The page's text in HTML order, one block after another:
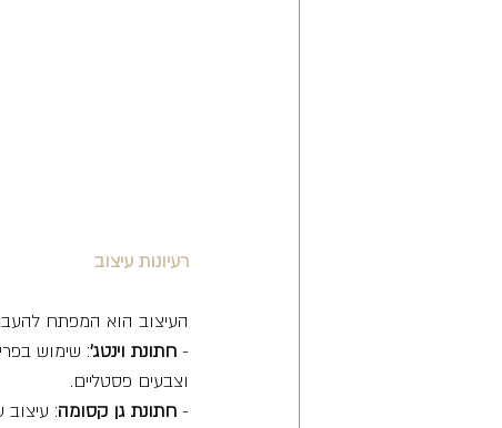
רעיונות עיצוב
העיצוב הוא המפתח להעברת
- חתונת וינטג': שימוש
וצבעים פסטליים.
- חתונת גן קסומה: עיצוב